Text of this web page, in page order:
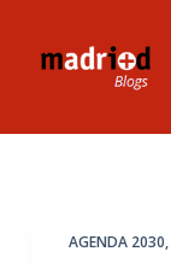
AGENDA 2030,